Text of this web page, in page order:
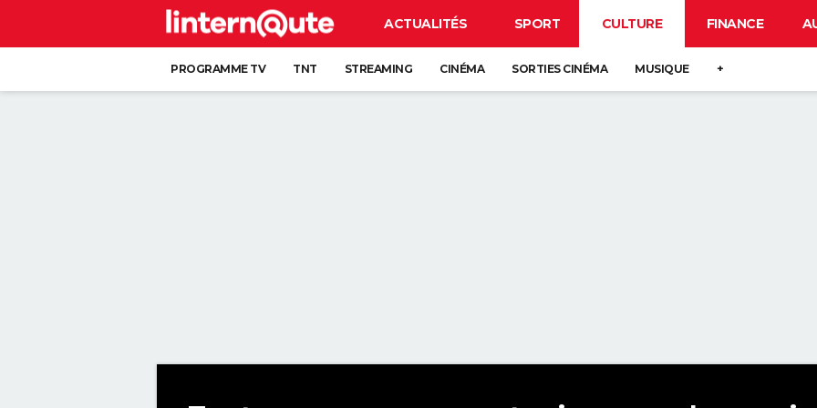
ACTUALITÉS SPORT CULTURE FINANCE
PROGRAMME TV TNT STREAMING CINÉMA SORTIES CINÉMA MUSIQUE +